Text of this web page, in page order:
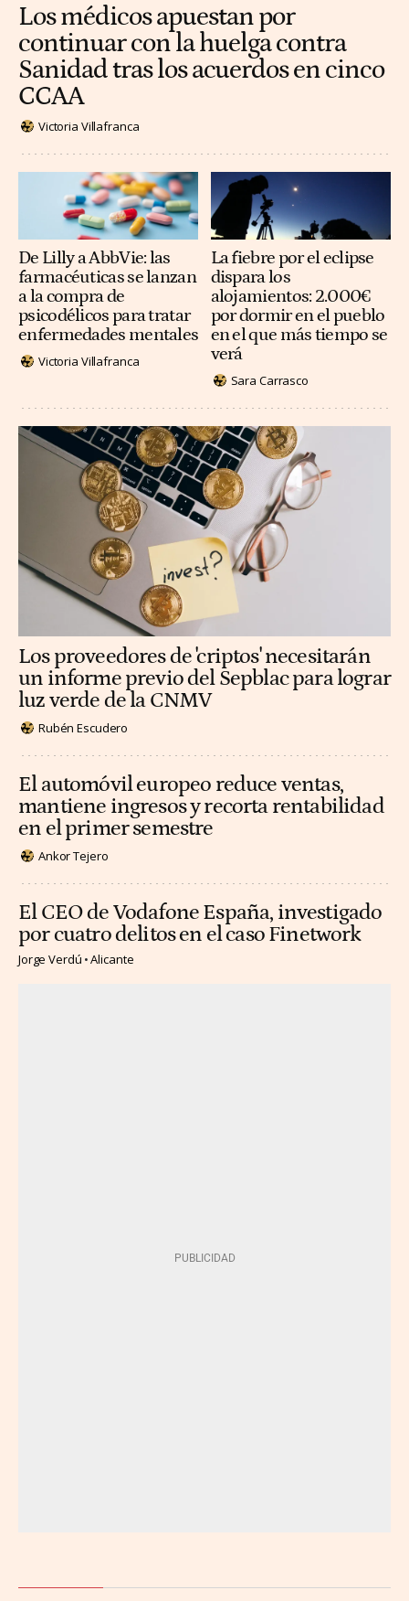
Los médicos apuestan por
continuar con la huelga contra
Sanidad tras los acuerdos en cinco
CCAA
Victoria Villafranca
De Lilly a AbbVie: las
farmacéuticas se lanzan
a la compra de
psicodélicos para tratar
enfermedades mentales
Victoria Villafranca
La fiebre por el eclipse
dispara los
alojamientos: 2.000€
por dormir en el pueblo
en el que más tiempo se
verá
Sara Carrasco
Los proveedores de 'criptos' necesitarán
un informe previo del Sepblac para lograr
luz verde de la CNMV
Rubén Escudero
El automóvil europeo reduce ventas,
mantiene ingresos y recorta rentabilidad
en el primer semestre
Ankor Tejero
El CEO de Vodafone España, investigado
por cuatro delitos en el caso Finetwork
Jorge Verdú Alicante